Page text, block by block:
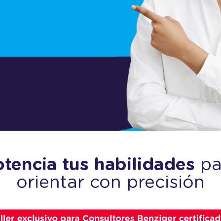
tus habilidades
orientar con precisión